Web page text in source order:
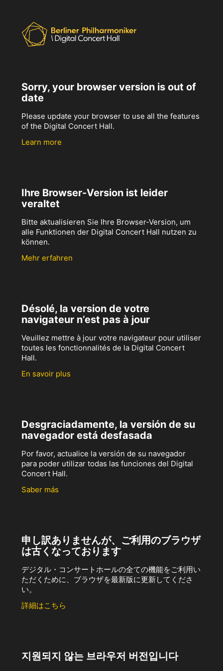
Sorry, your browser version is out of
date
Please update your browser to use all the features
of the Digital Concert Hall.
Learn more
Ihre Browser-Version ist leider
veraltet
Bitte aktualisieren Sie Ihre Browser-Version, um
alle Funktionen der Digital Concert Hall nutzen zu
können.
Mehr erfahren
Désolé, la version de votre
navigateur n’est pas à jour
Veuillez mettre à jour votre navigateur pour utiliser
toutes les fonctionnalités de la Digital Concert
Hall.
En savoir plus
Desgraciadamente, la versión de su
navegador está desfasada
Por favor, actualice la versión de su navegador
para poder utilizar todas las funciones del Digital
Concert Hall.
Saber más
申し訳ありませんが、ご利用のブラウザ
は古くなっております
デジタル・コンサートホールの全ての機能をご利用い
ただくために、ブラウザを最新版に更新してくださ
い。
詳細はこちら
지원되지 않는 브라우저 버전입니다